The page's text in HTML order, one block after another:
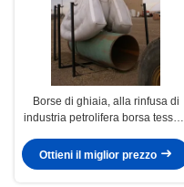
Borse di ghiaia, alla rinfusa di
industria petrolifera borsa tessuta
Ottieni il miglior prezzo